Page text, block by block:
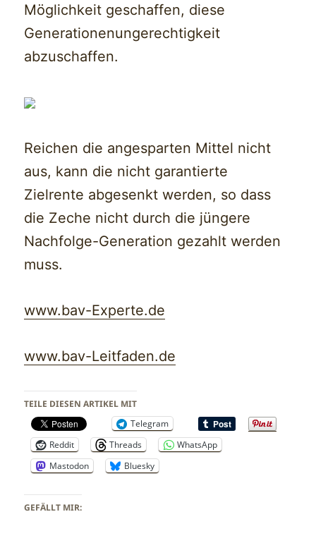
Möglichkeit geschaffen, diese
Generationenungerechtigkeit
abzuschaffen.
Reichen die angesparten Mittel nicht
aus, kann die nicht garantierte
Zielrente abgesenkt werden, so dass
die Zeche nicht durch die jüngere
Nachfolge-Generation gezahlt werden
muss.
www.bav-Experte.de
www.bav-Leitfaden.de
TEILE DIESEN ARTIKEL MIT
Telegram
Reddit
Threads
WhatsApp
Mastodon
Bluesky
GEFÄLLT MIR: